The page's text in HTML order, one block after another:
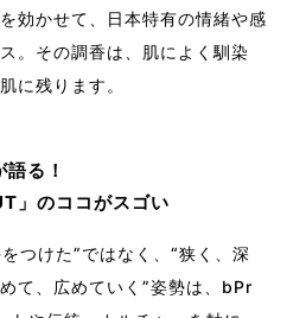
効かせて、日本特有の情緒や感
。その調香は、肌によく馴染
に残ります。
る！
」のココがスゴい
つけた”ではなく、“狭く、深
て、広めていく”姿勢は、bPr